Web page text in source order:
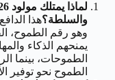
والسلطة؟
وهو رقم الطموح،
يمنحهم الذكاء
الطموح نحو توفير